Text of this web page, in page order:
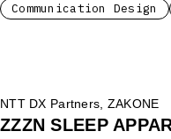
Teams
Recruit
Communication Design
NTT DX Partners, ZAKONE
ZZZN SLEEP